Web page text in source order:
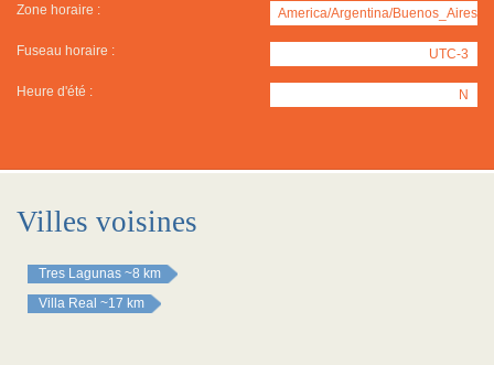
Zone horaire : America/Argentina/Buenos_Aires
Fuseau horaire : UTC-3
Heure d'été : N
Villes voisines
Tres Lagunas ~8 km
Villa Real ~17 km